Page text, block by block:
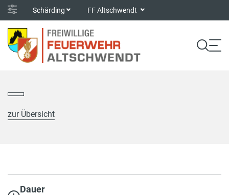
Schärding FF Altschwendt
zur Übersicht
Dauer